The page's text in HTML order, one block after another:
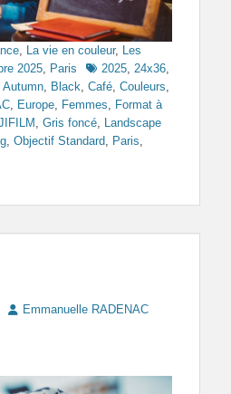
La vie en couleur,
Les
2025 Paris Tags2025 24x36
Autumn Black Café Couleurs
Europe Femmes
Format à
Gris foncé
Landscape
Objectif Standard Paris
AuthorEmmanuelle RADENAC